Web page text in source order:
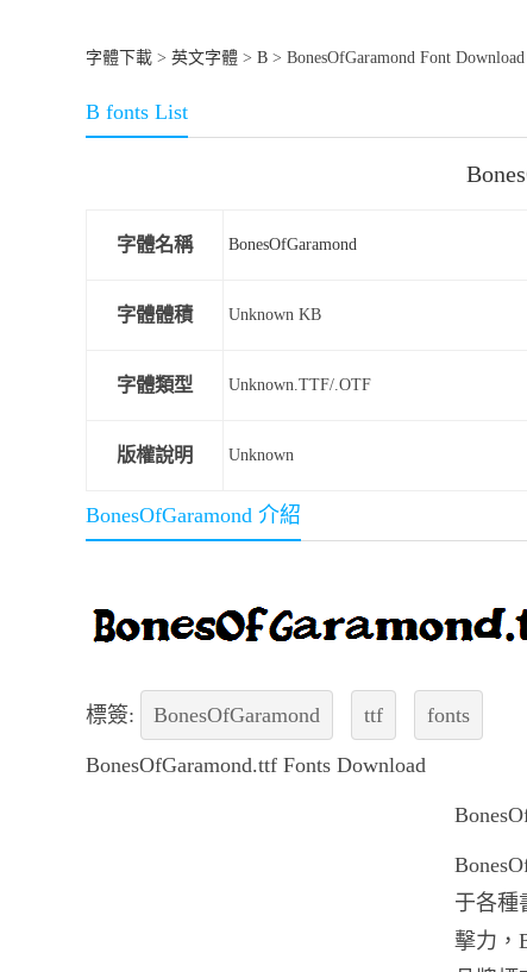
字體下載 > 英文字體 > B > BonesOfGaramond Font Download
B fonts List
字體名稱 BonesOfGaramond
字體體積 Unknown KB
字體類型 Unknown.TTF/.OTF
版權說明 Unknown
BonesOfGaramond 介紹
標簽: BonesOfGaramond ttf fonts
BonesOfGaramond.ttf Fonts Download
于各種
擊力，